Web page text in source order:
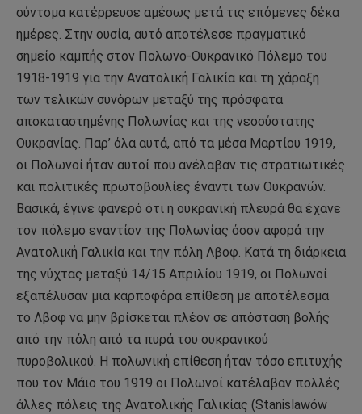
σύντομα κατέρρευσε αμέσως μετά τις επόμενες δέκα
ημέρες. Στην ουσία, αυτό αποτέλεσε πραγματικό
σημείο καμπής στον Πολωνο-Ουκρανικό Πόλεμο του
1918-1919 για την Ανατολική Γαλικία και τη χάραξη
των τελικών συνόρων μεταξύ της πρόσφατα
αποκαταστημένης Πολωνίας και της νεοσύστατης
Ουκρανίας. Παρ’ όλα αυτά, από τα μέσα Μαρτίου 1919,
οι Πολωνοί ήταν αυτοί που ανέλαβαν τις στρατιωτικές
και πολιτικές πρωτοβουλίες έναντι των Ουκρανών.
Βασικά, έγινε φανερό ότι η ουκρανική πλευρά θα έχανε
τον πόλεμο εναντίον της Πολωνίας όσον αφορά την
Ανατολική Γαλικία και την πόλη Λβοφ. Κατά τη διάρκεια
της νύχτας μεταξύ 14/15 Απριλίου 1919, οι Πολωνοί
εξαπέλυσαν μια καρποφόρα επίθεση με αποτέλεσμα
το Λβοφ να μην βρίσκεται πλέον σε απόσταση βολής
από την πόλη από τα πυρά του ουκρανικού
πυροβολικού. Η πολωνική επίθεση ήταν τόσο επιτυχής
που τον Μάιο του 1919 οι Πολωνοί κατέλαβαν πολλές
άλλες πόλεις της Ανατολικής Γαλικίας (Stanislawów